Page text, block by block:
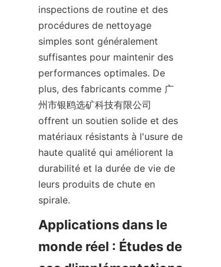
inspections de routine et des
procédures de nettoyage
simples sont généralement
suffisantes pour maintenir des
performances optimales. De
plus, des fabricants comme 广
州市银鸥选矿科技有限公司
offrent un soutien solide et des
matériaux résistants à l'usure de
haute qualité qui améliorent la
durabilité et la durée de vie de
leurs produits de chute en
spirale.
Applications dans le
monde réel : Études de